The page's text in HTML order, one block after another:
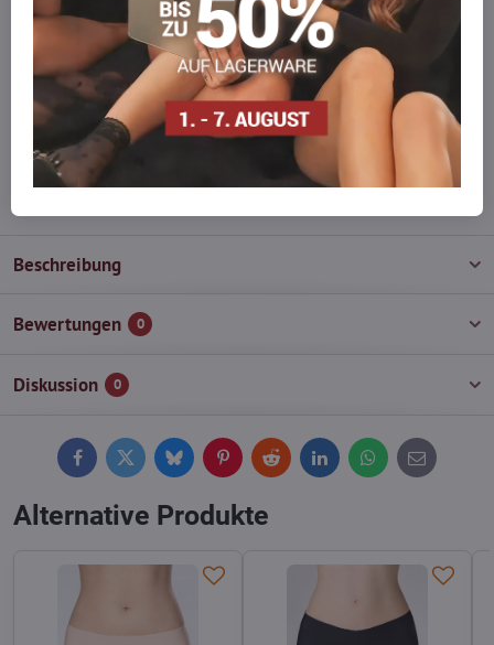
Möchten Sie mehr bestellen, als wir
auf Lager haben?
Zögern Sie nicht, uns zu kontaktieren, wir füllen die Ware für Sie
wieder auf!
info​@everlady​.eu
Beschreibung
Bewertungen 0
Diskussion 0
FacebookTwitterBlueskyPinterestReddit LinkedInWhatsApp
E-
mail
Alternative Produkte